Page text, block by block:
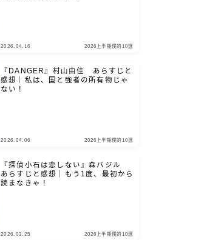
2026.04.16 2026上半期僕的10選
『DANGER』村山由佳 あらすじと
感想｜私は、国と強者の所有物じゃ
ない！
2026.04.06 2026上半期僕的10選
『探偵小石は恋しない』森バジル
あらすじと感想｜もう1度、最初から
読まなきゃ！
2026.03.25 2026上半期僕的10選